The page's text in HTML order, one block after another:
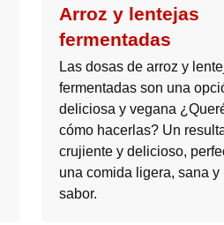
Arroz y lentejas
fermentadas
Las dosas de arroz y
fermentadas son una
deliciosa y vegana
cómo hacerlas? Un
crujiente y delicioso,
una comida ligera, sana y
sabor.